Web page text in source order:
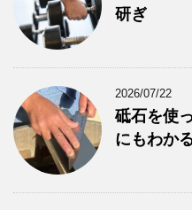
研ぎ
2026/07/22
砥石を使
にもわか